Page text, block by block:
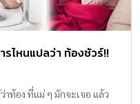
รไหนแปลว่า ท้องชัวร์!!
าท้อง ที่แม่ ๆ มักจะเจอ แล้ว